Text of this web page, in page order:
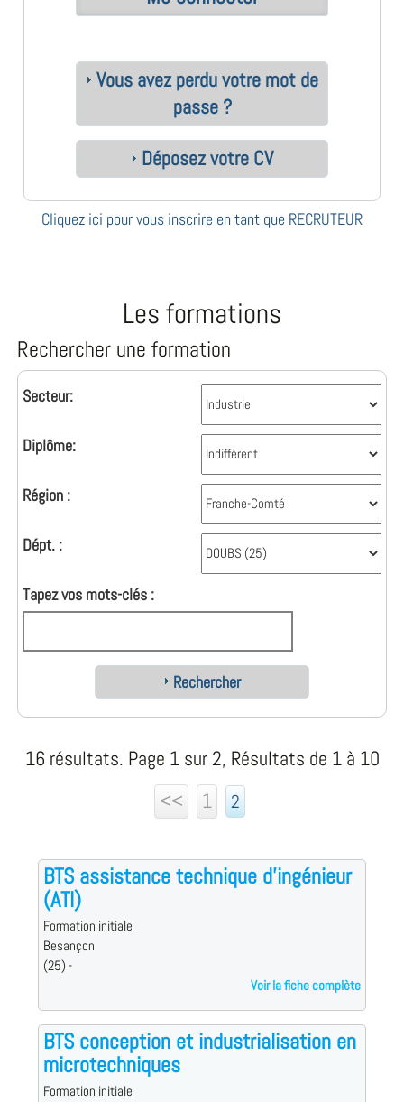
Vous avez perdu votre mot de
passe ?
Déposez votre CV
Cliquez ici pour vous inscrire en tant que RECRUTEUR
Les formations
Rechercher une formation
Secteur:
Diplôme:
Région :
Dépt. :
Tapez vos mots-clés :
Rechercher
16 résultats. Page 1 sur 2, Résultats de 1 à 10
<<
1 2
BTS assistance technique d'ingénieur
(ATI)
Formation initiale
Besançon
(25) -
Voir la fiche complète
BTS conception et industrialisation en
microtechniques
Formation initiale